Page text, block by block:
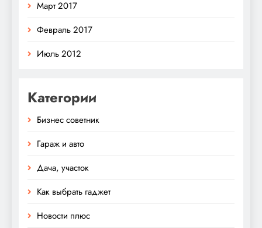
Март 2017
Февраль 2017
Июль 2012
Категории
Бизнес советник
Гараж и авто
Дача, участок
Как выбрать гаджет
Новости плюс